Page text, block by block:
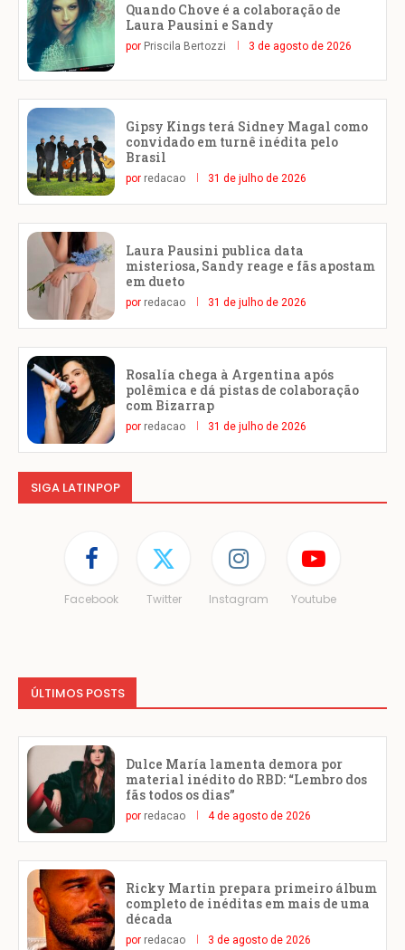
Quando Chove é a colaboração de
Laura Pausini e Sandy
por Priscila Bertozzi 3 de agosto de 2026
Gipsy Kings terá Sidney Magal como
convidado em turnê inédita pelo
Brasil
por redacao 31 de julho de 2026
Laura Pausini publica data
misteriosa, Sandy reage e fãs apostam
em dueto
por redacao 31 de julho de 2026
Rosalía chega à Argentina após
polêmica e dá pistas de colaboração
com Bizarrap
por redacao 31 de julho de 2026
SIGA LATINPOP
Facebook Twitter Instagram Youtube
ÚLTIMOS POSTS
Dulce María lamenta demora por
material inédito do RBD: “Lembro dos
fãs todos os dias”
por redacao 4 de agosto de 2026
Ricky Martin prepara primeiro álbum
completo de inéditas em mais de uma
década
por redacao 3 de agosto de 2026